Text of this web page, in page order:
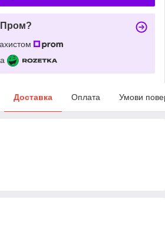
Пром?
Доставка Оплата Умови